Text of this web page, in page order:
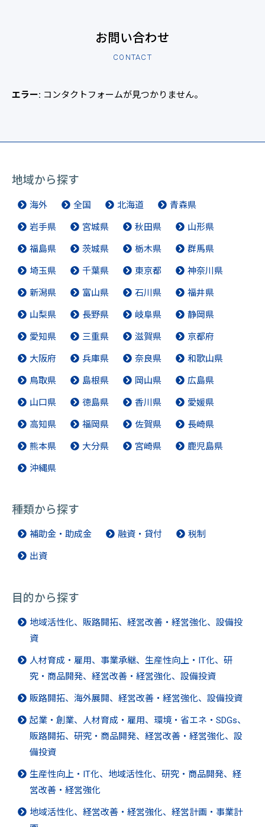
お問い合わせ
CONTACT
エラー: コンタクトフォームが見つかりません。
地域から探す
海外 全国 北海道 青森県
岩手県 宮城県 秋田県 山形県
福島県 茨城県 栃木県 群馬県
埼玉県 千葉県 東京都 神奈川県
新潟県 富山県 石川県 福井県
山梨県 長野県 岐阜県 静岡県
愛知県 三重県 滋賀県 京都府
大阪府 兵庫県 奈良県 和歌山県
鳥取県 島根県 岡山県 広島県
山口県 徳島県 香川県 愛媛県
高知県 福岡県 佐賀県 長崎県
熊本県 大分県 宮崎県 鹿児島県
沖縄県
種類から探す
補助金・助成金 融資・貸付 税制
出資
目的から探す
地域活性化、販路開拓、経営改善・経営強化、設備投
資
人材育成・雇用、事業承継、生産性向上・IT化、研
究・商品開発、経営改善・経営強化、設備投資
販路開拓、海外展開、経営改善・経営強化、設備投資
起業・創業、人材育成・雇用、環境・省エネ・SDGs、
販路開拓、研究・商品開発、経営改善・経営強化、設
備投資
生産性向上・IT化、地域活性化、研究・商品開発、経
営改善・経営強化
地域活性化、経営改善・経営強化、経営計画・事業計